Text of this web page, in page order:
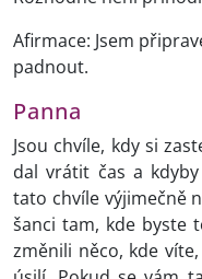
Afirmace: Jsem
padnout.
Panna
Jsou chvíle, kdy si
dal vrátit čas a
tato chvíle výjimečně
šanci tam, kde byste
změnili něco, kde